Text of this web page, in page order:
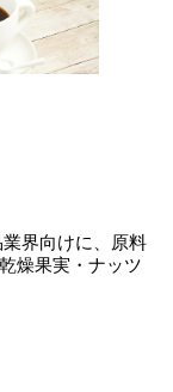
界向けに、原料
燥果実・ナッツ